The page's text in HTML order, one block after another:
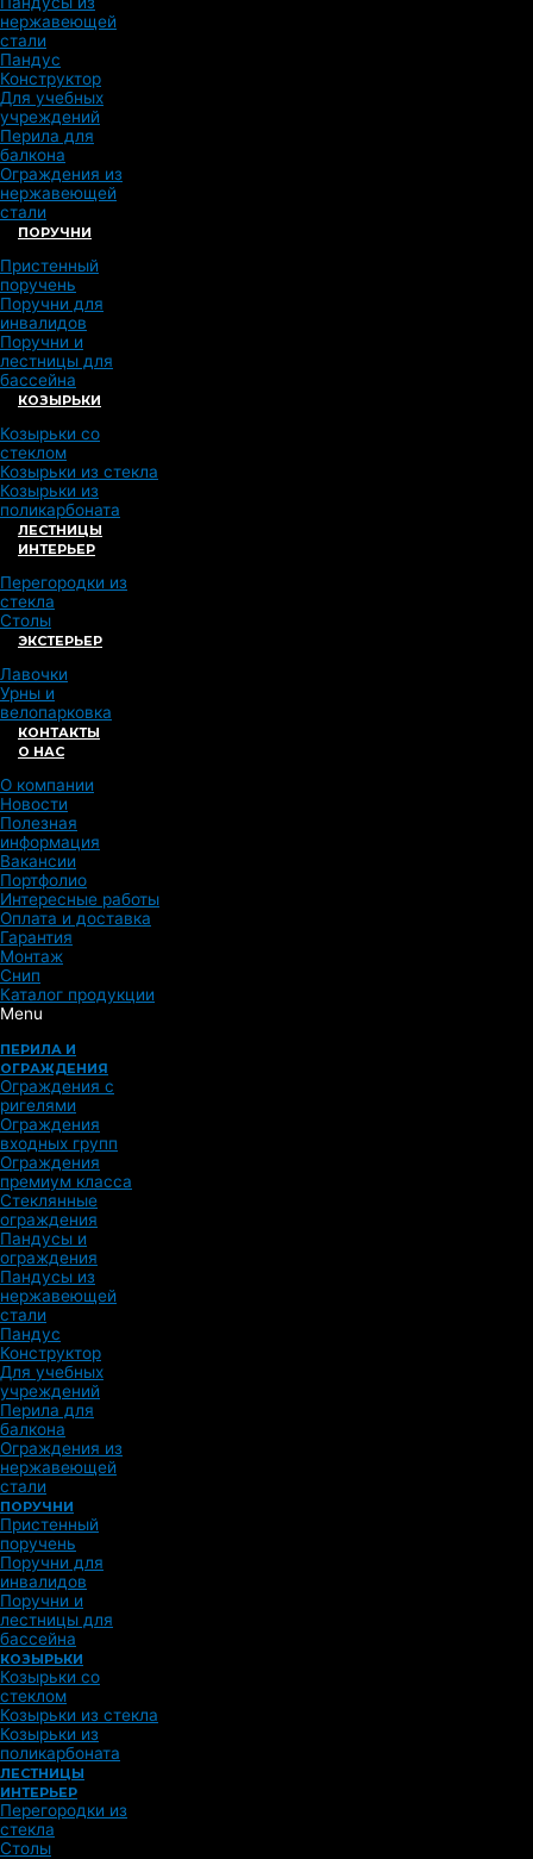
нержавеющей
стали
Пандус
Конструктор
Для учебных
учреждений
Перила для
балкона
Ограждения из
нержавеющей
стали
ПОРУЧНИ
Пристенный
поручень
Поручни для
инвалидов
Поручни и
лестницы для
бассейна
КОЗЫРЬКИ
Козырьки со
стеклом
Козырьки из стекла
Козырьки из
поликарбоната
ЛЕСТНИЦЫ
ИНТЕРЬЕР
Перегородки из
стекла
Столы
ЭКСТЕРЬЕР
Лавочки
Урны и
велопарковка
КОНТАКТЫ
О НАС
О компании
Новости
Полезная
информация
Вакансии
Портфолио
Интересные работы
Оплата и доставка
Гарантия
Монтаж
Снип
Каталог продукции
Menu
ПЕРИЛА И
ОГРАЖДЕНИЯ
Ограждения с
ригелями
Ограждения
входных групп
Ограждения
премиум класса
Стеклянные
ограждения
Пандусы и
ограждения
Пандусы из
нержавеющей
стали
Пандус
Конструктор
Для учебных
учреждений
Перила для
балкона
Ограждения из
нержавеющей
стали
ПОРУЧНИ
Пристенный
поручень
Поручни для
инвалидов
Поручни и
лестницы для
бассейна
КОЗЫРЬКИ
Козырьки со
стеклом
Козырьки из стекла
Козырьки из
поликарбоната
ЛЕСТНИЦЫ
ИНТЕРЬЕР
Перегородки из
стекла
Столы